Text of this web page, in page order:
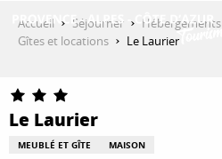
DÉCOUVRIR
QUE FAIRE ?
Accueil Séjourner Hébergements
Gîtes et locations
Le Laurier
Le Laurier
MEUBLÉ ET GÎTE MAISON